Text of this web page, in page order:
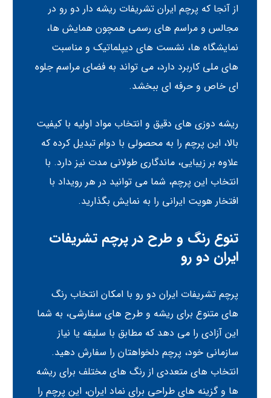
از آنجا که پرچم ایران تشریفات ریشه دار دو رو در
مجالس و مراسم های رسمی همچون همایش ها،
نمایشگاه ها، نشست های دیپلماتیک و مناسبت
های ملی کاربرد دارد، می تواند به فضای مراسم جلوه
ای خاص و حرفه ای ببخشد.
ریشه دوزی های دقیق و انتخاب مواد اولیه با کیفیت
بالا، این پرچم را به محصولی با دوام تبدیل کرده که
علاوه بر زیبایی، ماندگاری طولانی مدت نیز دارد. با
انتخاب این پرچم، شما می توانید در هر رویداد با
افتخار هویت ایرانی را به نمایش بگذارید.
تنوع رنگ و طرح در پرچم تشریفات
ایران دو رو
پرچم تشریفات ایران دو رو با امکان انتخاب رنگ
های متنوع برای ریشه و طرح های سفارشی، به شما
این آزادی را می دهد که مطابق با سلیقه یا نیاز
سازمانی خود، پرچم دلخواهتان را سفارش دهید.
انتخاب های متعددی از رنگ های مختلف برای ریشه
ها و گزینه های طراحی برای نماد ایران، این پرچم را